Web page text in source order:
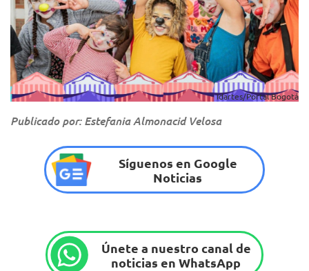
Idartes/Portal Bogotá
Publicado por: Estefania Almonacid Velosa
Síguenos en Google
Noticias
Únete a nuestro canal de
noticias en WhatsApp